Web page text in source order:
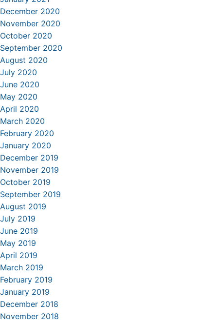
December 2020
November 2020
October 2020
September 2020
August 2020
July 2020
June 2020
May 2020
April 2020
March 2020
February 2020
January 2020
December 2019
November 2019
October 2019
September 2019
August 2019
July 2019
June 2019
May 2019
April 2019
March 2019
February 2019
January 2019
December 2018
November 2018